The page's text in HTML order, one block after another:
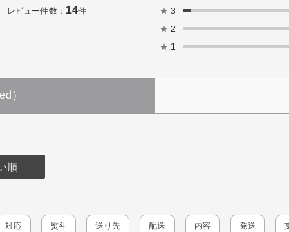
レビュー件数： 14件 ★ 3
★ 2
★ 1
）
順
対応 熨斗 送り先 配送 内容 発送